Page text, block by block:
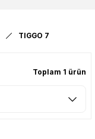
TIGGO 7
Toplam 1 ürün